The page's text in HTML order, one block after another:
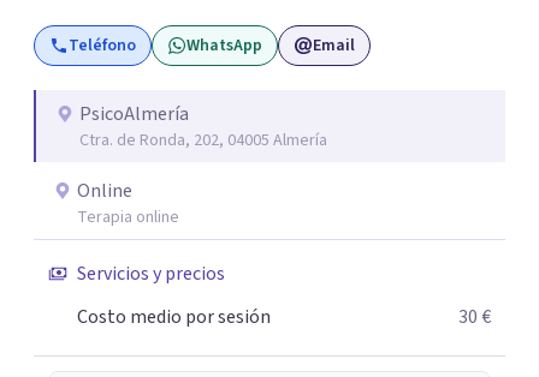
consciente de que cada persona es diferente y por ello
inicialmente realizaremos una adecuada evaluación para
personalizado. Utilizo diferentes técnicas psicológicas
aunque mi especialidad es la hipnosis clínica, como
eficacia, reduciendo el tiempo de tratamiento y
consiguiendo cambios positivos desde la primera sesión.
¿Tienes dudas de cómo enfocaré tu problema o situación?
momento de dar el paso a una nueva etapa en tu vida.
Teléfono WhatsApp Email
PsicoAlmería
Ctra. de Ronda, 202, 04005 Almería
Online
Terapia online
Servicios y precios
Costo medio por sesión
30 €